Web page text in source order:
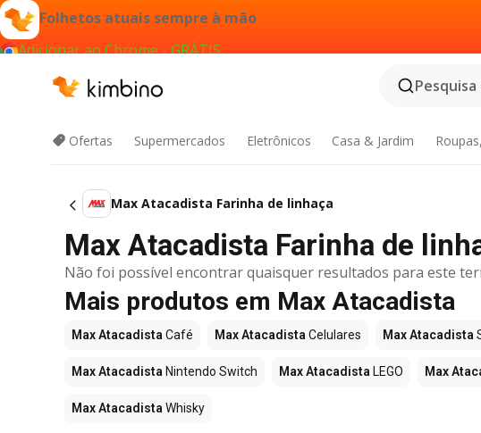
Folhetos atuais sempre à mão
Adicionar ao Chrome - GRÁTIS
Ofertas Supermercados Eletrônicos Casa & Jardim
Max Atacadista Farinha de linhaça
Max Atacadista Farinha de
Não foi possível encontrar quaisquer resultados para este
Mais produtos em Max Atacadista
Max Atacadista Café Max Atacadista Celulares Max Atacadista
Max Atacadista Nintendo Switch Max Atacadista LEGO Max
Max Atacadista Whisky